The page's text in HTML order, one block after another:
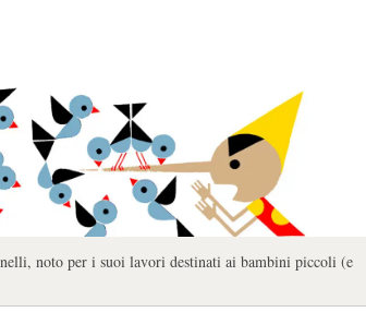
noto per i suoi lavori destinati ai bambini piccoli (e